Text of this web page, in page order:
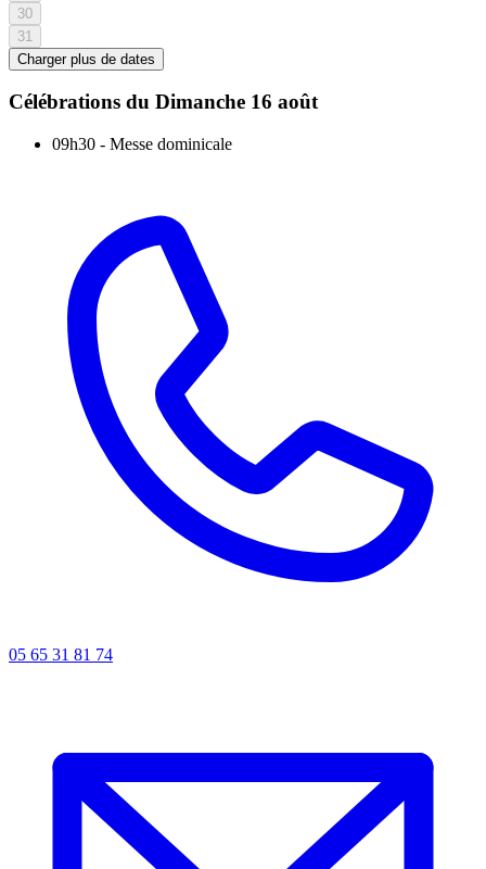
30
31
Charger plus de dates
Célébrations du Dimanche 16 août
09h30 - Messe dominicale
05 65 31 81 74